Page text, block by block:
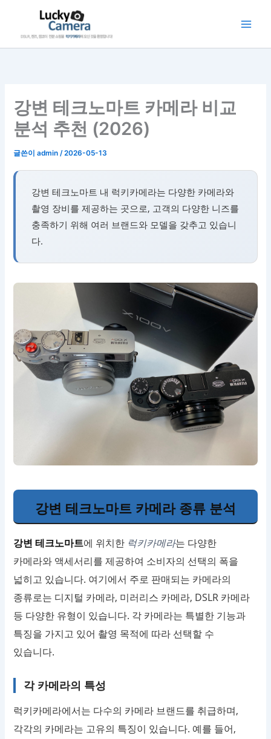
로
강변 테크노마트 카메라 비교
분석 추천 (2026)
글쓴이admin/2026-05-13
강변 테크노마트 내 럭키카메라는 다양한 카메라와
촬영 장비를 제공하는 곳으로, 고객의 다양한 니즈를
충족하기 위해 여러 브랜드와 모델을 갖추고 있습니
다.
강변 테크노마트 카메라 종류 분석
강변 테크노마트에 위치한 럭키카메라는 다양한
카메라와 액세서리를 제공하여 소비자의 선택의 폭을
넓히고 있습니다. 여기에서 주로 판매되는 카메라의
종류로는 디지털 카메라, 미러리스 카메라, DSLR 카메라
등 다양한 유형이 있습니다. 각 카메라는 특별한 기능과
특징을 가지고 있어 촬영 목적에 따라 선택할 수
있습니다.
각 카메라의 특성
럭키카메라에서는 다수의 카메라 브랜드를 취급하며,
각각의 카메라는 고유의 특징이 있습니다. 예를 들어,